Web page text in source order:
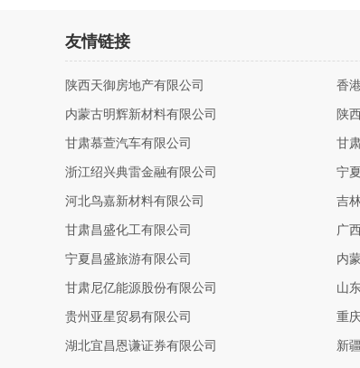
友情链接
陕西天御房地产有限公司 香
内蒙古明辉新材料有限公司 陕
甘肃慕萱汽车有限公司 甘
浙江绍兴典雷金融有限公司 宁
河北鸟嘉新材料有限公司 吉
甘肃昌盛化工有限公司 广
宁夏昌盛旅游有限公司 内
甘肃尼亿能源股份有限公司 山
贵州亚星贸易有限公司 重
湖北宜昌恩谦证券有限公司 新